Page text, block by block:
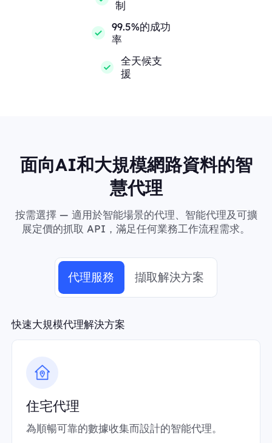
制
99.5%的成功
率
全天候支
援
面向AI和大規模網路資料的智
慧代理
按需選擇 — 適用於智能場景的代理、智能代理及可擴
展定價的抓取 API，滿足任何業務工作流程需求。
代理服務 擷取解決方案
快速大規模代理解決方案
住宅代理
為順暢可靠的數據收集而設計的智能代理。